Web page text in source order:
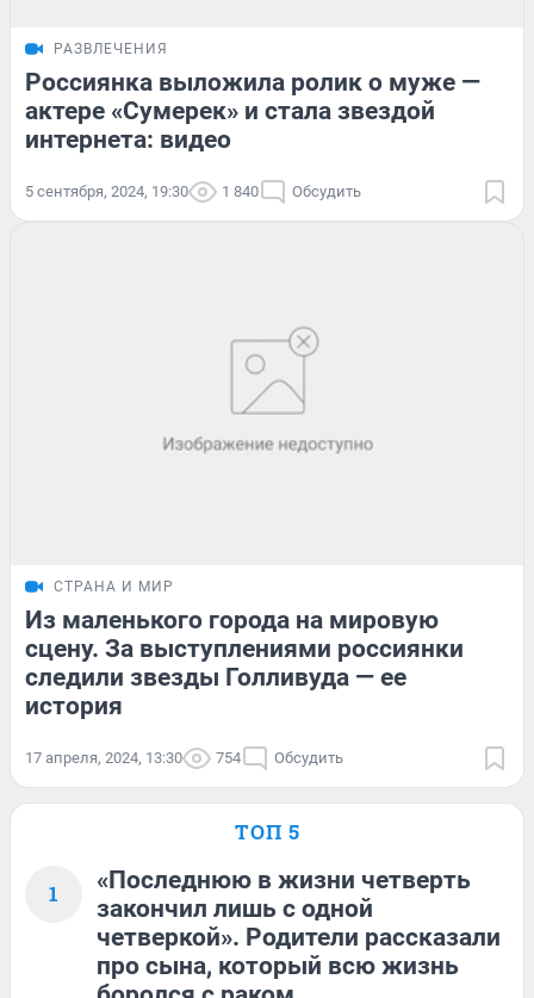
РАЗВЛЕЧЕНИЯ
Россиянка выложила ролик о муже —
актере «Сумерек» и стала звездой
интернета: видео
5 сентября, 2024, 19:30 1 840 Обсудить
СТРАНА И МИР
Из маленького города на мировую
сцену. За выступлениями россиянки
следили звезды Голливуда — ее
история
17 апреля, 2024, 13:30 754 Обсудить
ТОП 5
1
«Последнюю в жизни четверть
закончил лишь с одной
четверкой». Родители рассказали
про сына, который всю жизнь